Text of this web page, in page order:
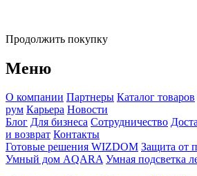
Продолжить покупку
Меню
О компании Партнеры Каталог товаров
рум Карьера Новости
Блог Для бизнеса Сотрудничество
и возврат Контакты
Готовые решения WIZDOM Защита от
Умный дом AQARA Умная подсветка